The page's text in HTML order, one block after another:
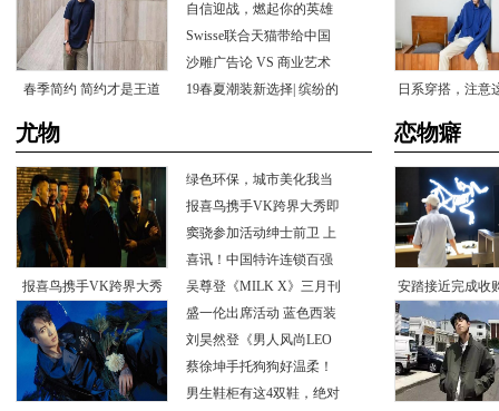
春季简约简约才是王道
ALS演绎夏日
自信迎战，燃起你的英雄
战力！
Swisse联合天猫带给中国
消费者更
沙雕广告论VS商业艺术
论，景甜
19春夏潮装新选择|缤纷的
日系穿搭，注意
穿出清爽
尤物
报喜鸟携手VK跨界大秀
即将掀起正
绿色环保，城市美化我当
家，北京
报喜鸟携手VK跨界大秀即
将掀起正
窦骁参加活动绅士前卫上
演西装
喜讯！中国特许连锁百强
榜新鲜出
吴尊登《MILKX》三月刊
封面印
盛一伦出席活动蓝色西装
简约绅
刘昊然登《男人风尚LEO
N》封面
蔡徐坤手托狗狗好温柔！
男生鞋柜有这4双鞋，绝对
恋物癖
安踏接近完成收
体育